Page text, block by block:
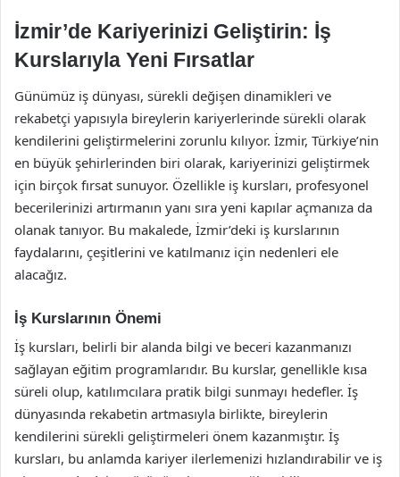
İzmir’de Kariyerinizi Geliştirin: İş
Kurslarıyla Yeni Fırsatlar
Günümüz iş dünyası, sürekli değişen dinamikleri ve
rekabetçi yapısıyla bireylerin kariyerlerinde sürekli olarak
kendilerini geliştirmelerini zorunlu kılıyor. İzmir, Türkiye’nin
en büyük şehirlerinden biri olarak, kariyerinizi geliştirmek
için birçok fırsat sunuyor. Özellikle iş kursları, profesyonel
becerilerinizi artırmanın yanı sıra yeni kapılar açmanıza da
olanak tanıyor. Bu makalede, İzmir’deki iş kurslarının
faydalarını, çeşitlerini ve katılmanız için nedenleri ele
alacağız.
İş Kurslarının Önemi
İş kursları, belirli bir alanda bilgi ve beceri kazanmanızı
sağlayan eğitim programlarıdır. Bu kurslar, genellikle kısa
süreli olup, katılımcılara pratik bilgi sunmayı hedefler. İş
dünyasında rekabetin artmasıyla birlikte, bireylerin
kendilerini sürekli geliştirmeleri önem kazanmıştır. İş
kursları, bu anlamda kariyer ilerlemenizi hızlandırabilir ve iş